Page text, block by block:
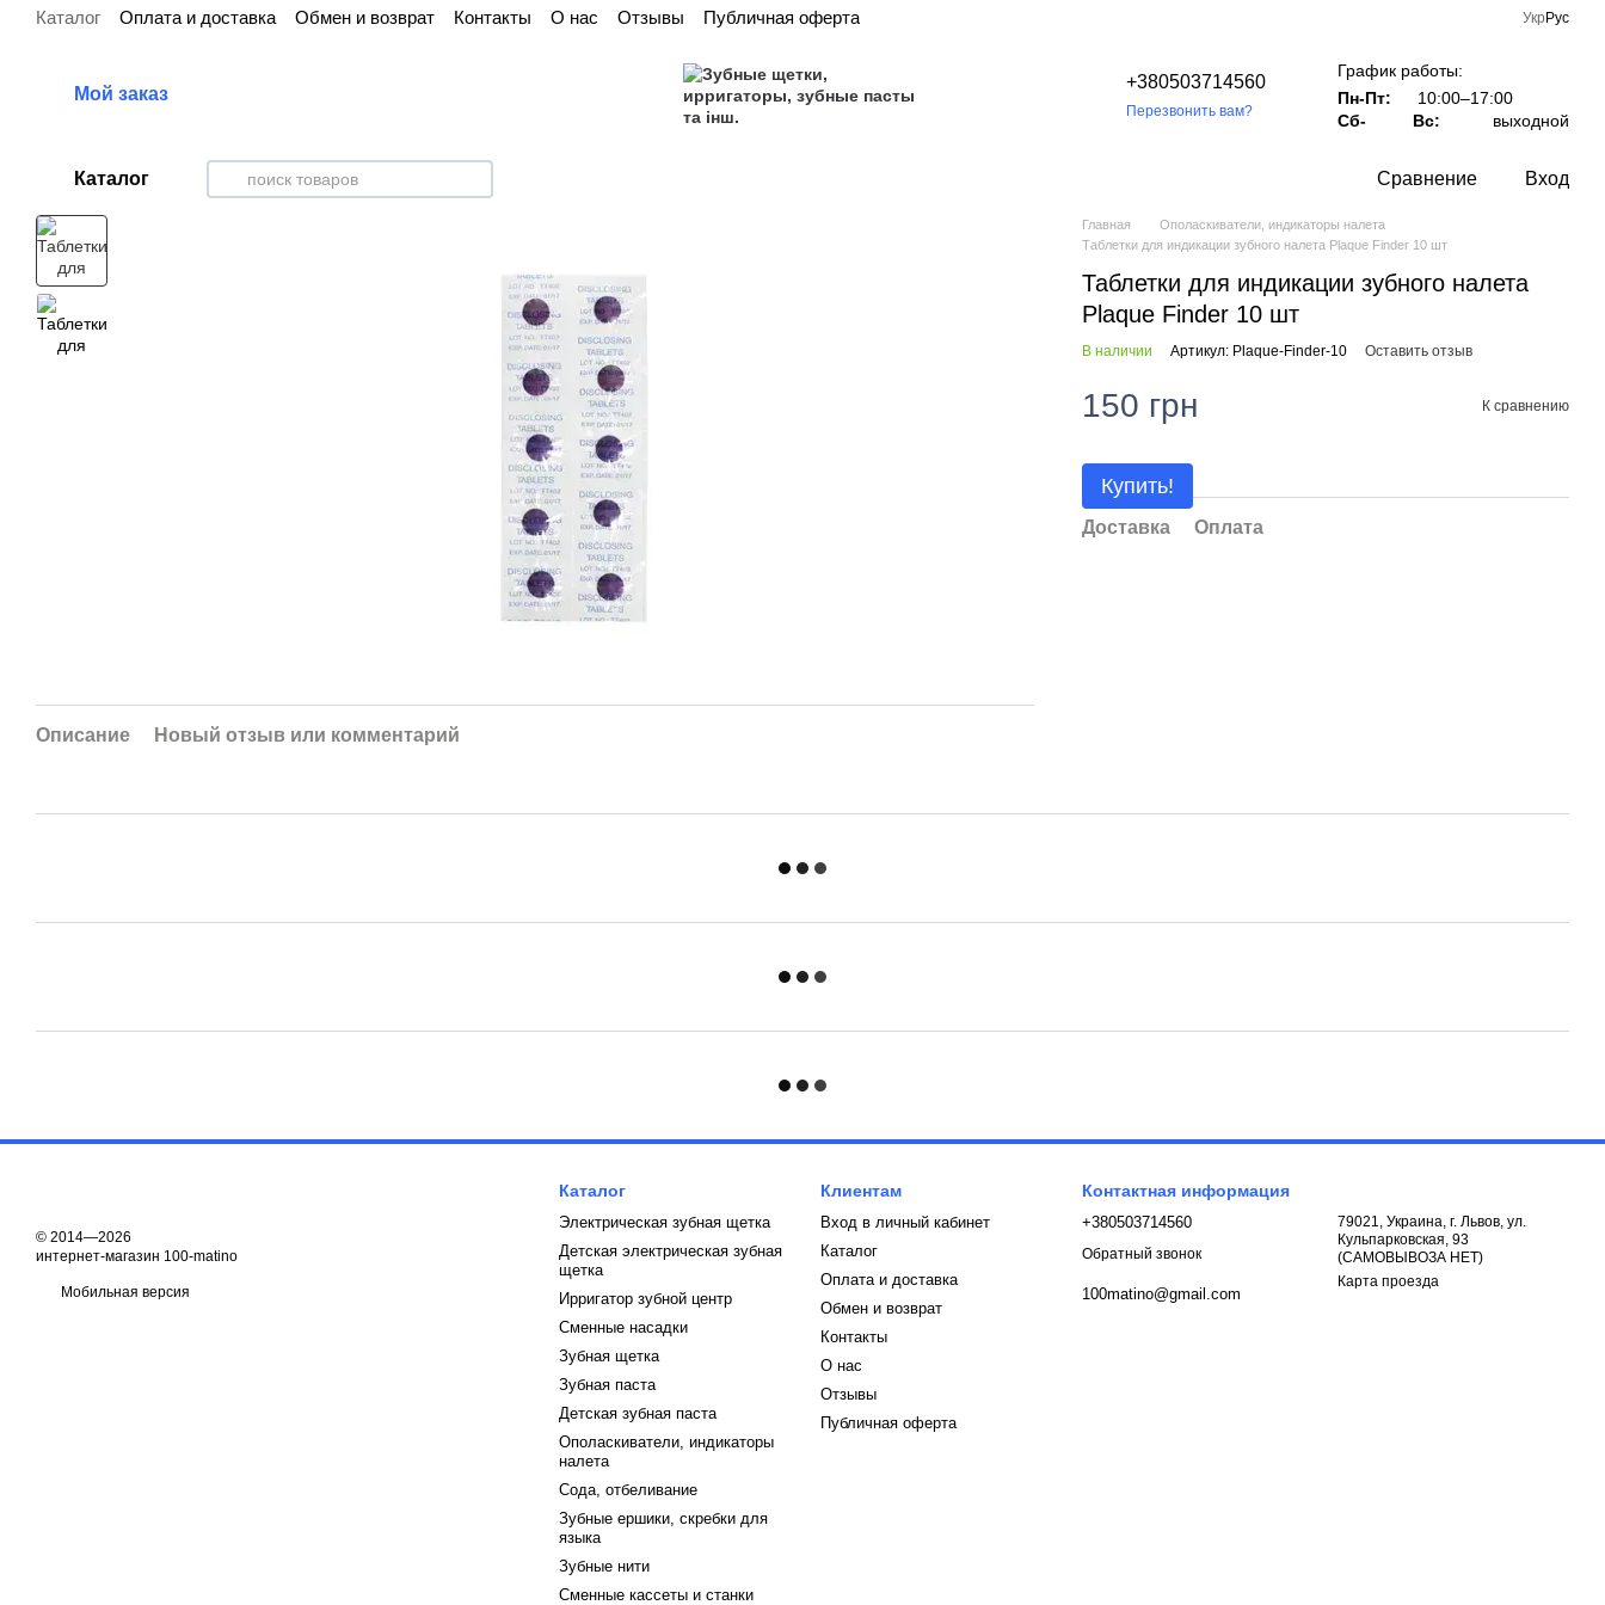
Перейти к основному контенту
Каталог Оплата и доставка Обмен и возврат Контакты О нас Отзывы Публичная оферта Укр Рус
Мой заказ
+380503714560
Перезвонить вам?
График работы:
Пн-Пт:
10:00–17:00
Сб-
Вс: выходной
Каталог Сравнение Вход
Описание Новый отзыв или комментарий
Главная
Ополаскиватели, индикаторы налета
Таблетки для индикации зубного налета Plaque Finder 10 шт
Таблетки для индикации зубного налета
Plaque Finder 10 шт
В наличии Артикул: Plaque-Finder-10 Оставить отзыв
150 грн К сравнению
Купить!
Доставка Оплата
© 2014—2026
интернет-магазин 100-matino
Мобильная версия
Каталог
Электрическая зубная щетка
Детская электрическая зубная
щетка
Ирригатор зубной центр
Сменные насадки
Зубная щетка
Зубная паста
Детская зубная паста
Ополаскиватели, индикаторы
налета
Сода, отбеливание
Зубные ершики, скребки для
языка
Зубные нити
Сменные кассеты и станки
Клиентам
Вход в личный кабинет
Каталог
Оплата и доставка
Обмен и возврат
Контакты
О нас
Отзывы
Публичная оферта
Контактная информация
+380503714560
Обратный звонок
100matino@gmail.com
79021, Украина, г. Львов, ул.
Кульпарковская, 93
(САМОВЫВОЗА НЕТ)
Карта проезда